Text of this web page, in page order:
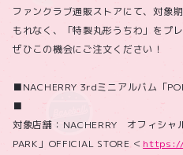
ファンクラブ通販ストアにて、対象
もれなく、「特製丸形うちわ」をプ
ぜひこの機会にご注文ください！
■NACHERRY 3rdミニアルバム「
■
対象店舗：NACHERRY オフィシャ
PARK」OFFICIAL STORE ＜